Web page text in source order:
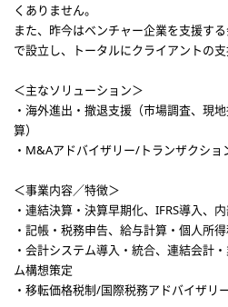
くありません。
また、昨今はベンチャー企業を支援す
で設立し、トータルにクライアントの支
＜主なソリューション＞
・海外進出・撤退支援（市場調査、現
算）
・M&Aアドバイザリー/トランザクショ
＜事業内容／特徴＞
・連結決算・決算早期化、IFRS導入、
・記帳・税務申告、給与計算・個人所
・会計システム導入・統合、連結会計
ム構想策定
・移転価格税制/国際税務アドバイザリ